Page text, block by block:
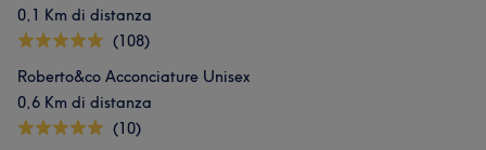
0,1 Km di distanza
(108)
Roberto&co Acconciature Unisex
0,6 Km di distanza
(10)